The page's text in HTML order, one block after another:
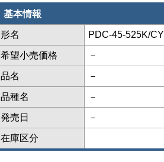
基本情報
形名 PDC-45-525K/CY
希望小売価格 －
品名 －
品種名 －
発売日 －
在庫区分